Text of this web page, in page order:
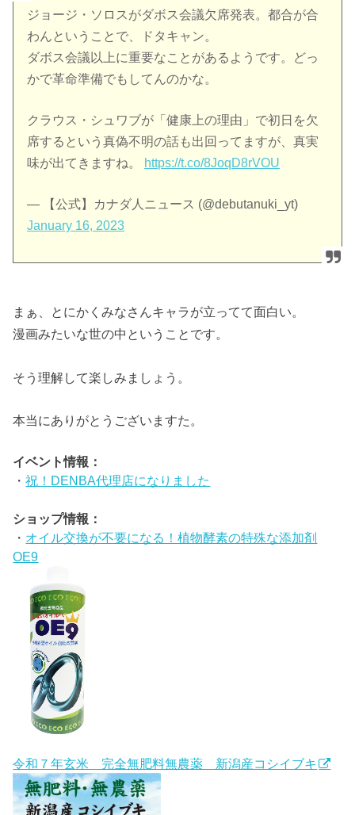
ジョージ・ソロスがダボス会議欠席発表。都合が合
わんということで、ドタキャン。
ダボス会議以上に重要なことがあるようです。どっ
かで革命準備でもしてんのかな。
クラウス・シュワブが「健康上の理由」で初日を欠
席するという真偽不明の話も出回ってますが、真実
味が出てきますね。
https://t.co/8JoqD8rVOU
— 【公式】カナダ人ニュース (@debutanuki_yt)
January 16, 2023
まぁ、とにかくみなさんキャラが立ってて面白い。
漫画みたいな世の中ということです。
そう理解して楽しみましょう。
本当にありがとうございますた。
イベント情報：
・祝！DENBA代理店になりました
ショップ情報：
・ オイル交換が不要になる！植物酵素の特殊な添加剤
OE9
令和７年玄米 完全無肥料無農薬 新潟産コシイブキ